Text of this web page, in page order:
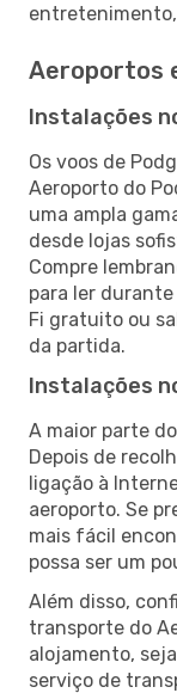
Aeroportos
Instalações
Os voos de
Aeroporto do
uma ampla
desde lojas
Compre
para ler
Fi gratuito ou
da partida.
Instalações
A maior parte
Depois de
ligação à
aeroporto. Se
mais fácil
possa ser um
Além disso,
transporte do
alojamento,
serviço de